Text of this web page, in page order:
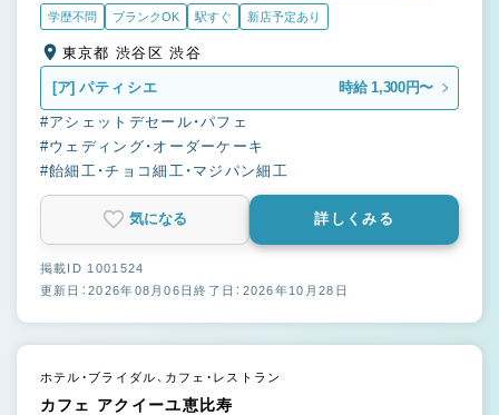
学歴不問 ブランクOK 駅すぐ 新店予定あり
東京都 渋谷区 渋谷
[ア] パティシエ 時給 1,300円〜
#アシェットデセール・パフェ
#ウェディング・オーダーケーキ
#飴細工・チョコ細工・マジパン細工
気になる 詳しくみる
掲載ID 1001524
更新日：2026年08月06日終了日：2026年10月28日
ホテル・ブライダル、カフェ・レストラン
カフェ アクイーユ恵比寿